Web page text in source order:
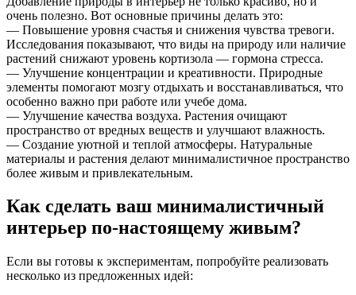
очень полезно. Вот основные причины делать это:
— Повышение уровня счастья и снижения чувства тревоги.
Исследования показывают, что виды на природу или наличие
растений снижают уровень кортизола — гормона стресса.
— Улучшение концентрации и креативности. Природные
элементы помогают мозгу отдыхать и восстанавливаться, что
особенно важно при работе или учебе дома.
— Улучшение качества воздуха. Растения очищают
пространство от вредных веществ и улучшают влажность.
— Создание уютной и теплой атмосферы. Натуральные
материалы и растения делают минималистичное пространство
более живым и привлекательным.
Как сделать ваш минималистичный
интерьер по-настоящему живым?
Если вы готовы к экспериментам, попробуйте реализовать
несколько из предложенных идей: